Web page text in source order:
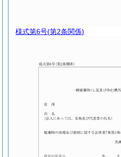
様式第6号(第2条関係)